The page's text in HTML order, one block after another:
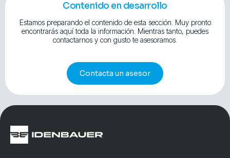
Contenido en desarrollo
Estamos preparando el contenido de esta sección. Muy pronto
encontrarás aquí toda la información. Mientras tanto, puedes
contactarnos y con gusto te asesoramos.
Contacta un asesor